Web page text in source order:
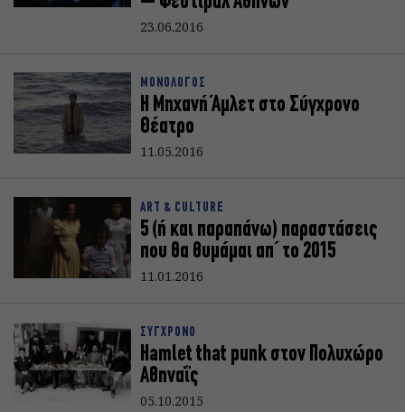
23.06.2016
ΜΟΝΟΛΟΓΟΣ
Η Μηχανή Άμλετ στο Σύγχρονο
Θέατρο
11.05.2016
ART & CULTURE
5 (ή και παραπάνω) παραστάσεις
που θα θυμάμαι απ΄ το 2015
11.01.2016
ΣΥΓΧΡΟΝΟ
Hamlet that punk στον Πολυχώρο
Αθηναΐς
05.10.2015